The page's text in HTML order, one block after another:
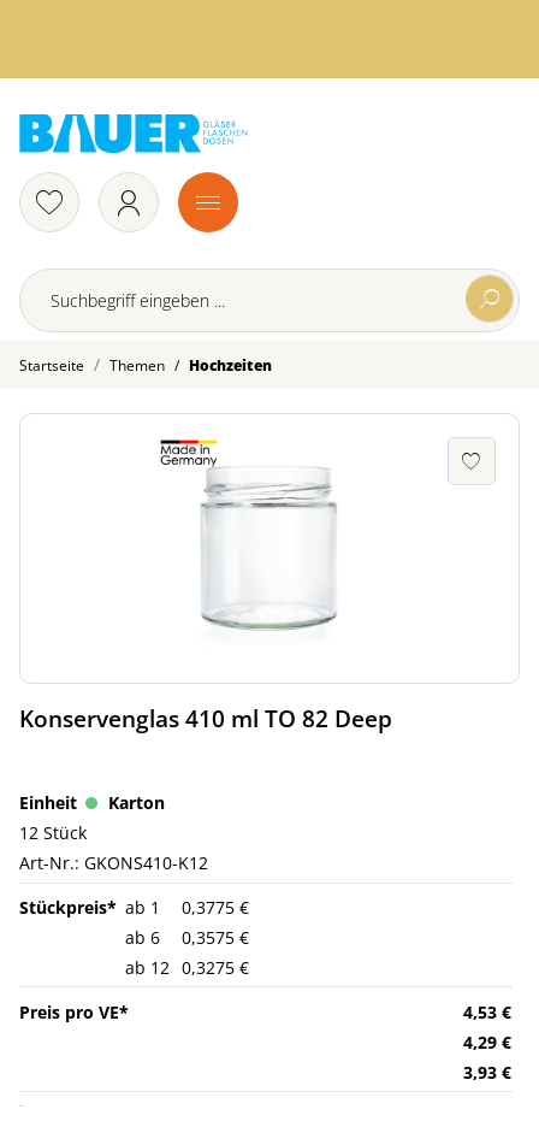
Startseite Themen / Hochzeiten
Konservenglas 410 ml TO 82 Deep
Karton
12 Stück
Art-Nr.: GKONS410-K12
ab 1
ab 6
ab 12
0,3775 €
0,3575 €
0,3275 €
4,53 €
4,29 €
3,93 €